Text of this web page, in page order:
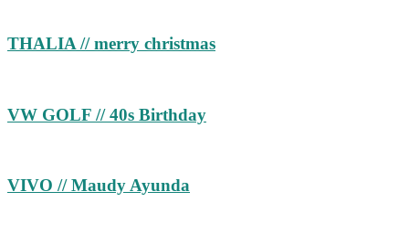
THALIA // merry christmas
VW GOLF // 40s Birthday
VIVO // Maudy Ayunda